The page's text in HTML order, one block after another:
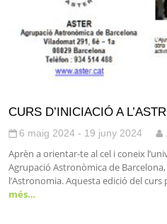
CURS D’INICIACIÓ A
6 maig 2024 - 19 juny 2024
Aprèn a orientar-te al cel i coneix
Agrupació Astronòmica de
l’Astronomia. Aquesta edició del curs
més…